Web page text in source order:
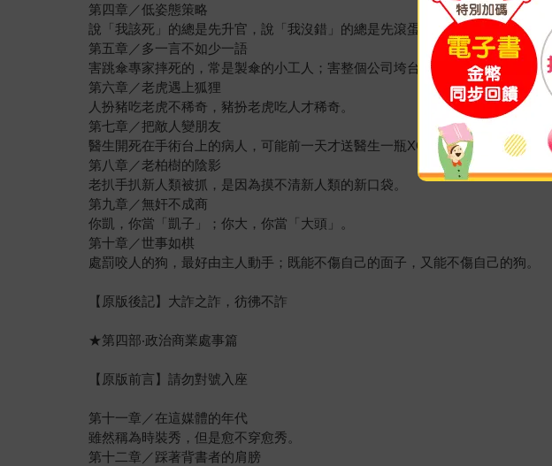
第四章／低姿態策略
說「我該死」的總是先升官，說「我沒錯」的總是先滾蛋。
第五章／多一言不如少一語
害跳傘專家摔死的，常是製傘的小工人；害整個公司垮台的，可能只是一個接
第六章／老虎遇上狐狸
人扮豬吃老虎不稀奇，豬扮老虎吃人才稀奇。
第七章／把敵人變朋友
醫生開死在手術台上的病人，可能前一天才送醫生一瓶XO ！
第八章／老柏樹的陰影
老扒手扒新人類被抓，是因為摸不清新人類的新口袋。
第九章／無奸不成商
你凱，你當「凱子」；你大，你當「大頭」。
第十章／世事如棋
處罰咬人的狗，最好由主人動手；既能不傷自己的面子，又能不傷自己的狗。
【原版後記】大詐之詐，彷彿不詐
★第四部‧政治商業處事篇
【原版前言】請勿對號入座
第十一章／在這媒體的年代
雖然稱為時裝秀，但是愈不穿愈秀。
第十二章／踩著背書者的肩膀